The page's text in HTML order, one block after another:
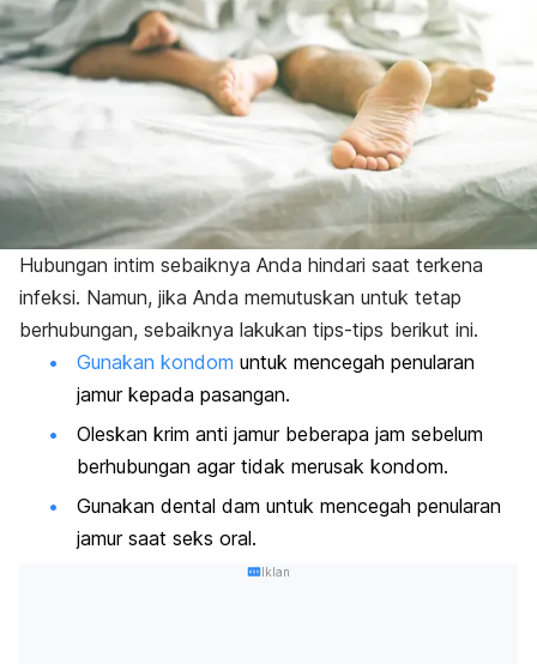
Hubungan intim sebaiknya Anda hindari saat terkena
infeksi. Namun, jika Anda memutuskan untuk tetap
berhubungan, sebaiknya lakukan tips-tips berikut ini.
Gunakan kondom untuk mencegah penularan
jamur kepada pasangan.
Oleskan krim anti jamur beberapa jam sebelum
berhubungan agar tidak merusak kondom.
Gunakan dental dam untuk mencegah penularan
jamur saat seks oral.
Iklan